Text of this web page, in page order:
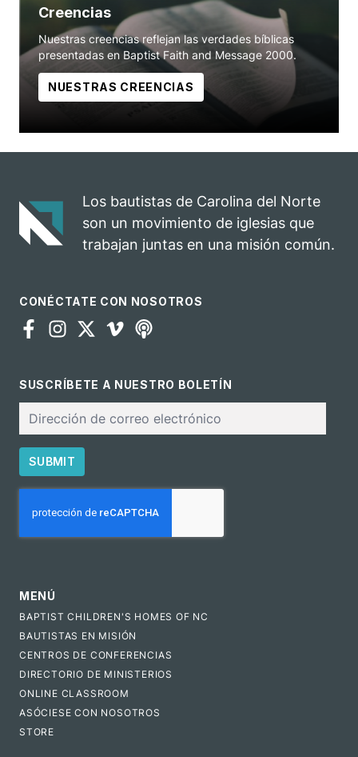
Creencias
Nuestras creencias reflejan las verdades bíblicas
presentadas en Baptist Faith and Message 2000.
NUESTRAS CREENCIAS
Los bautistas de Carolina del Norte
son un movimiento de iglesias que
trabajan juntas en una misión común.
CONÉCTATE CON NOSOTROS
SUSCRÍBETE A NUESTRO BOLETÍN
electrónico
SUBMIT
MENÚ
BAPTIST CHILDREN'S HOMES OF NC
BAUTISTAS EN MISIÓN
CENTROS DE CONFERENCIAS
DIRECTORIO DE MINISTERIOS
ONLINE CLASSROOM
ASÓCIESE CON NOSOTROS
STORE